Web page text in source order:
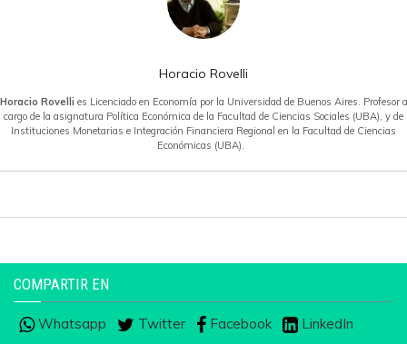
Horacio Rovelli
Horacio Rovelli es Licenciado en Economía por la Universidad de Buenos Aires. Profesor a
cargo de la asignatura Política Económica de la Facultad de Ciencias Sociales (UBA), y de
Instituciones Monetarias e Integración Financiera Regional en la Facultad de Ciencias
Económicas (UBA).
COMPARTIR EN
Whatsapp Twitter Facebook
LinkedIn